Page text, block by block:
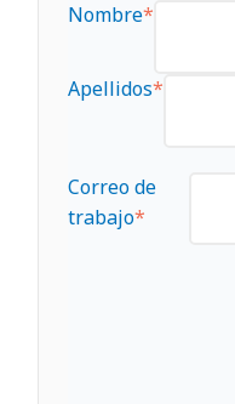
Nombre*
Apellidos*
Correo de
trabajo*